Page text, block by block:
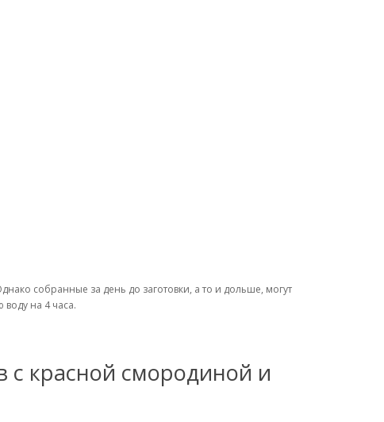
собранные за день до заготовки, а то и дольше, могут
на 4 часа.
с красной смородиной и